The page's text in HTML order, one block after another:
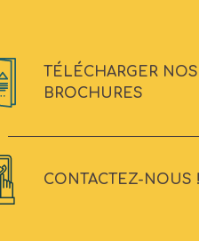
TÉLÉCHARGER NOS
BROCHURES
CONTACTEZ-NOUS !